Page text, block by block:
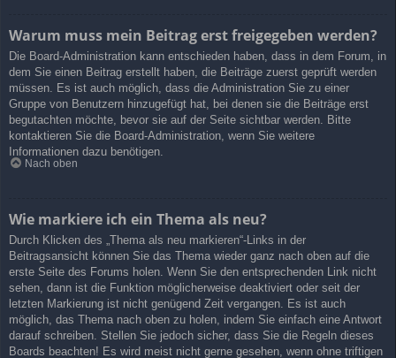
Warum muss mein Beitrag erst freigegeben werden?
Die Board-Administration kann entschieden haben, dass in dem Forum, in
dem Sie einen Beitrag erstellt haben, die Beiträge zuerst geprüft werden
müssen. Es ist auch möglich, dass die Administration Sie zu einer
Gruppe von Benutzern hinzugefügt hat, bei denen sie die Beiträge erst
begutachten möchte, bevor sie auf der Seite sichtbar werden. Bitte
kontaktieren Sie die Board-Administration, wenn Sie weitere
Informationen dazu benötigen.
Nach oben
Wie markiere ich ein Thema als neu?
Durch Klicken des „Thema als neu markieren“-Links in der
Beitragsansicht können Sie das Thema wieder ganz nach oben auf die
erste Seite des Forums holen. Wenn Sie den entsprechenden Link nicht
sehen, dann ist die Funktion möglicherweise deaktiviert oder seit der
letzten Markierung ist nicht genügend Zeit vergangen. Es ist auch
möglich, das Thema nach oben zu holen, indem Sie einfach eine Antwort
darauf schreiben. Stellen Sie jedoch sicher, dass Sie die Regeln dieses
Boards beachten! Es wird meist nicht gerne gesehen, wenn ohne triftigen